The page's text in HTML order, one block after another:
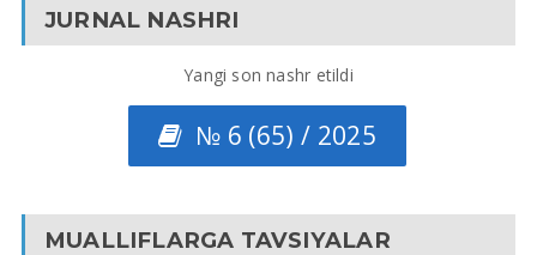
JURNAL NASHRI
Yangi son nashr etildi
№ 6 (65) / 2025
MUALLIFLARGA TAVSIYALAR